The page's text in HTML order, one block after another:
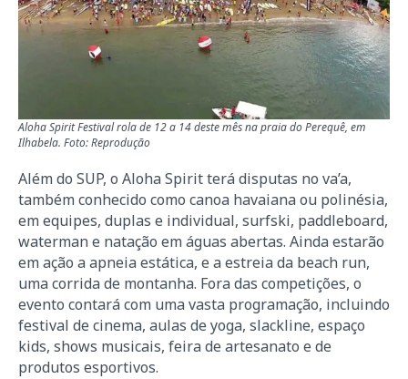
Aloha Spirit Festival rola de 12 a 14 deste mês na praia do Perequê, em
Ilhabela. Foto: Reprodução
Além do SUP, o Aloha Spirit terá disputas no va’a,
também conhecido como canoa havaiana ou polinésia,
em equipes, duplas e individual, surfski, paddleboard,
waterman e natação em águas abertas. Ainda estarão
em ação a apneia estática, e a estreia da beach run,
uma corrida de montanha. Fora das competições, o
evento contará com uma vasta programação, incluindo
festival de cinema, aulas de yoga, slackline, espaço
kids, shows musicais, feira de artesanato e de
produtos esportivos.